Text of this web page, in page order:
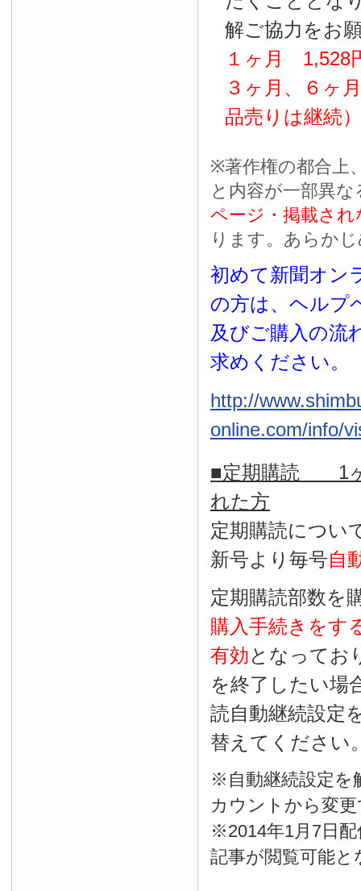
解ご協力をお
１ヶ月 1,528
３ヶ月、６ヶ
品売りは継続）
※著作権の都合上
と内容が一部異な
ページ・掲載され
ります。あらか
初めて新聞オン
の方は、ヘルプ
及びご購入の流
求めください。
http://
online.com/info/
■定期購読 1ヶ
れた方
定期購読につい
新号より毎号自
定期購読部数を
購入手続きをす
有効となってお
を終了したい場
読自動継続設定
替えてください
※自動継続設定を
カウントから変
※2014年1月7日
記事が閲覧可能